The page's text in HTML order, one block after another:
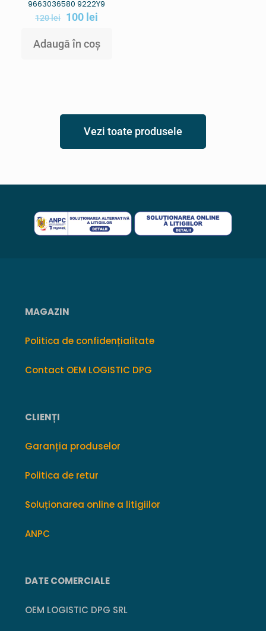
9663036580 9222Y9
120lei 100 lei
Adaugă în coș
Vezi toate produsele
MAGAZIN
Politica de confidențialitate
Contact OEM LOGISTIC DPG
CLIENȚI
Garanția produselor
Politica de retur
Soluționarea online a litigiilor
ANPC
DATE COMERCIALE
OEM LOGISTIC DPG SRL